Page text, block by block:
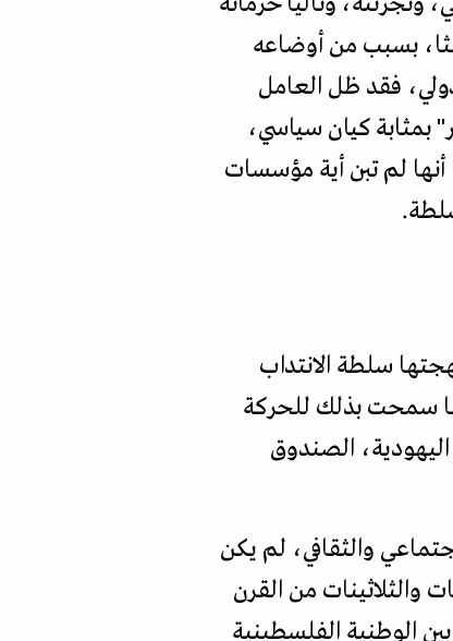
بسبب من أوضاعه
فقد ظل العامل
بمثابة كيان سياسي،
لم تبن أية مؤسسات
سلطة الانتداب
سمحت بذلك للحركة
الصندوق
والثقافي، لم يكن
والثلاثينات من القرن
الوطنية الفلسطينية